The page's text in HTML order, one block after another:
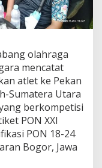
olahraga
mencatat
atlet ke Pekan
Sumatera Utara
berkompetisi
PON XXI
PON 18-24
Bogor, Jawa